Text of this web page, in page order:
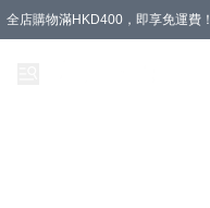
全店購物滿HKD400，即享免運費！